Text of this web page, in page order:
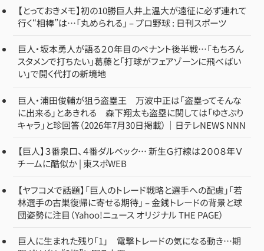
【とっておきメモ】初の10勝巨人井上温大が遠征に必ず連れて
行く“相棒”は…「丸められる」 – プロ野球 : 日刊スポーツ
巨人・坂本勇人が語る２０年目のペナント後半戦…「もちろん
スタメンで打ちたい」葛藤と「打球がフェアゾーンに飛べばい
い」で開く代打の新境地
巨人・浦田俊輔が狙う盗塁王 万波中正は「盗塁ってそんな
に出来る」とあきれる 森下翔太も盗塁に関しては「ゆさぶり
キャラ」と珍回答（2026年7月30日掲載）｜日テレNEWS NNN
【巨人】３番泉口、４番ダルベック… 新生Ｇ打線は２００８年Ｖ
チームに酷似か | 東スポWEB
【ヤフコメで話題】「巨人のトレード戦略と選手への配慮」「若
林選手の古巣復帰に寄せる期待」 – 金銭トレードの背景と球
団姿勢に注目（Yahoo!ニュース オリジナル THE PAGE）
巨人に生まれた残り「1」 電撃トレードの気になる動き…期